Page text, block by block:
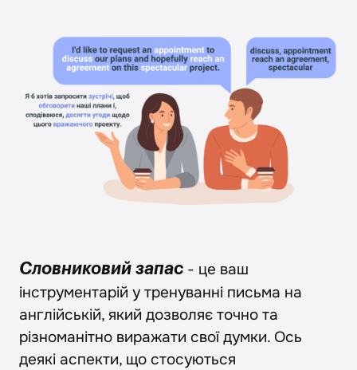
Словниковий запас- це ваш
інструментарій у тренуванні письма на
англійській, який дозволяє точно та
різноманітно виражати свої думки. Ось
деякі аспекти, що стосуються